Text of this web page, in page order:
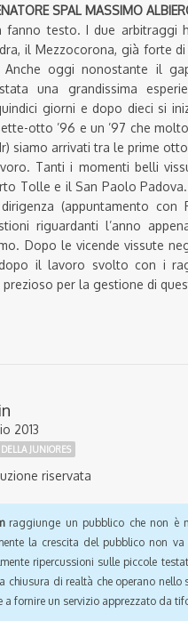
SPAL MASSIMO
fanno testo. I due arbitraggi
il Mezzocorona, già forte
Anche oggi nonostante il
una grandissima
giorni e dopo dieci si
otto ’96 e un ’97 che
siamo arrivati tra le prime
Tanti i momenti belli
Tolle e il San Paolo
(appuntamento
riguardanti l’anno
Dopo le vicende vissute
il lavoro svolto con i
per la gestione di
2013
JUNIORES
riservata
raggiunge un pubblico che non è
la crescita del pubblico non
ripercussioni sulle piccole
chiusura di realtà che operano nello
a fornire un servizio apprezzato da